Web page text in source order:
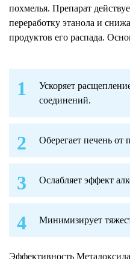
похмелья. Препарат
переработку этанола и
продуктов его распада.
Ускоряет
соединений.
Оберегает печень от
Ослабляет эффект
Минимизирует
Эффективность